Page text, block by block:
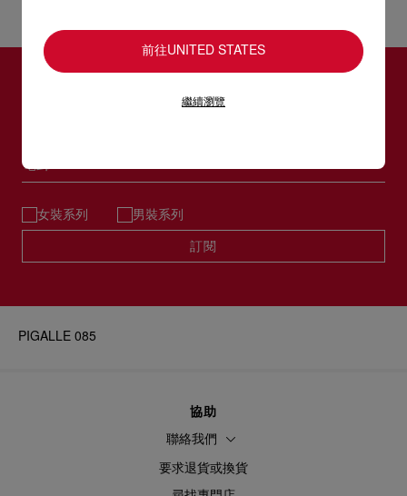
patent leather, the upper sits atop a wearable 85 mm slender
stiletto heel, audaciously lined in signature red.
1100382BK01
顏色
物料
訂閱LOUBOUTIN通訊
電郵*
女裝系列 男裝系列
訂閱
PIGALLE 085
協助
聯絡我們
要求退貨或換貨
前往UNITED STATES
繼續瀏覽